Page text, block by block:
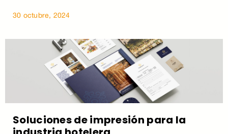
30 octubre, 2024
Soluciones de impresión para la